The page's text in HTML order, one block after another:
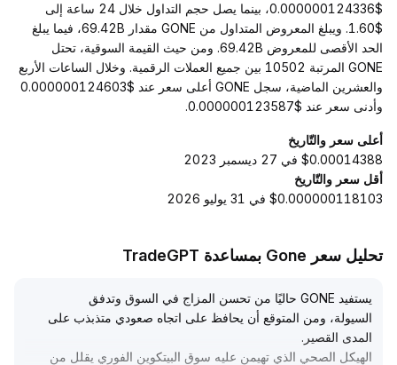
$0.000000124336، بينما يصل حجم التداول خلال 24 ساعة إلى
$1.60. ويبلغ المعروض المتداول من GONE مقدار 69.42B، فيما يبلغ
الحد الأقصى للمعروض 69.42B. ومن حيث القيمة السوقية، تحتل
GONE المرتبة 10502 بين جميع العملات الرقمية. وخلال الساعات الأربع
والعشرين الماضية، سجل GONE أعلى سعر عند $0.000000124603
وأدنى سعر عند $0.000000123587.
أعلى سعر والتّاريخ
$0.00014388 في 27 ديسمبر 2023
أقل سعر والتّاريخ
$0.000000118103 في 31 يوليو 2026
تحليل سعر Gone بمساعدة TradeGPT
يستفيد GONE حاليًا من تحسن المزاج في السوق وتدفق
السيولة، ومن المتوقع أن يحافظ على اتجاه صعودي متذبذب على
المدى القصير .
الهيكل الصحي الذي تهيمن عليه سوق البيتكوين الفوري يقلل من